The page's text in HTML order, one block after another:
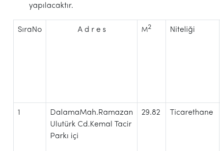
yapılacaktır.
SıraNo A d r e s M2 Niteliği
1
DalamaMah.Ramazan
Ulutürk Cd.Kemal Tacir
Parkı içi
29.82 Ticarethane